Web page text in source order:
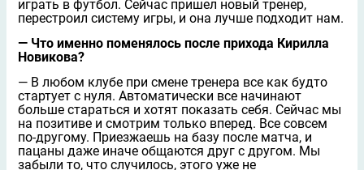
играть в футбол. Сейчас пришел новый тренер,
перестроил систему игры, и она лучше подходит нам.
— Что именно поменялось после прихода Кирилла
Новикова?
— В любом клубе при смене тренера все как будто
стартует с нуля. Автоматически все начинают
больше стараться и хотят показать себя. Сейчас мы
на позитиве и смотрим только вперед. Все совсем
по-другому. Приезжаешь на базу после матча, и
пацаны даже иначе общаются друг с другом. Мы
забыли то, что случилось, этого уже не